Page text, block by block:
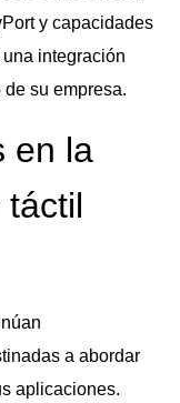
y capacidades
integración
su empresa.
en la
a abordar
aplicaciones.